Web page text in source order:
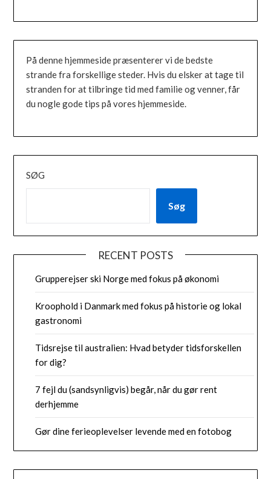
På denne hjemmeside præsenterer vi de bedste
strande fra forskellige steder. Hvis du elsker at tage til
stranden for at tilbringe tid med familie og venner, får
du nogle gode tips på vores hjemmeside.
SØG
Søg
RECENT POSTS
Grupperejser ski Norge med fokus på økonomi
Kroophold i Danmark med fokus på historie og lokal
gastronomi
Tidsrejse til australien: Hvad betyder tidsforskellen
for dig?
7 fejl du (sandsynligvis) begår, når du gør rent
derhjemme
Gør dine ferieoplevelser levende med en fotobog